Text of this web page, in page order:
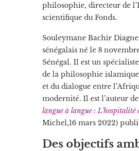
philosophie, directeur de
scientifique du Fonds.
Souleymane Bachir
sénégalais né le 8
Sénégal. Il est un
de la philosophie
et du dialogue entre
modernité. Il est l’auteur
langue à langue :
Michel,16 mars 2022)
Des objectifs